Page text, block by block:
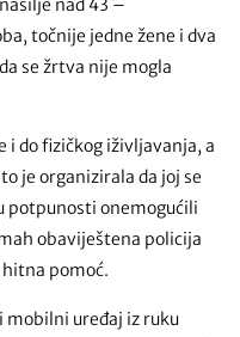
nad 43 –
točnije jedne žene i dva
se žrtva nije mogla
i do fizičkog iživljavanja, a
je organizirala da joj se
potpunosti onemogućili
obaviještena policija
pomoć.
mobilni uređaj iz ruku